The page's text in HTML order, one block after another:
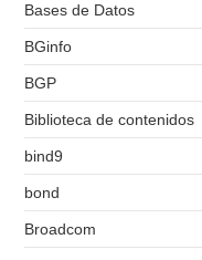
Bases de Datos
BGinfo
BGP
Biblioteca de contenidos
bind9
bond
Broadcom